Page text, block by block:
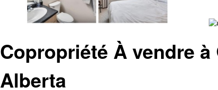
Copropriété À vendre
Alberta